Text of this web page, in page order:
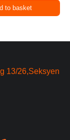
to basket
13/26,Seksyen